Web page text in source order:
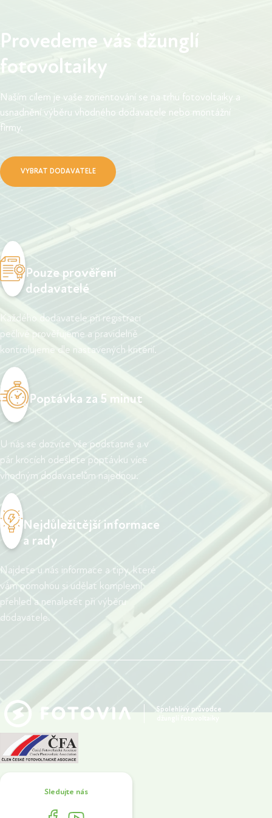
Provedeme vás džunglí
fotovoltaiky
Naším cílem je vaše zorientování se na trhu fotovoltaiky a
usnadnění výběru vhodného dodavatele nebo montážní
firmy.
VYBRAT DODAVATELE
Pouze prověření
dodavatelé
Každého dodavatele při registraci
pečlivě prověřujeme a pravidelně
kontrolujeme dle nastavených kritérií.
Poptávka za 5 minut
U nás se dozvíte vše podstatné a v
pár krocích odešlete poptávku více
vhodným dodavatelům najednou.
Nejdůležitější informace
a rady
Najdete u nás informace a tipy, které
vám pomohou si udělat komplexní
přehled a nenaletět při výběru
dodavatele.
Spolehlivý průvodce
Sledujte nás